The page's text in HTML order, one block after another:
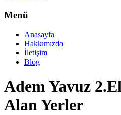
Menü
Anasayfa
Hakkımızda
İletişim
Blog
Adem Yavuz
Alan Yerler